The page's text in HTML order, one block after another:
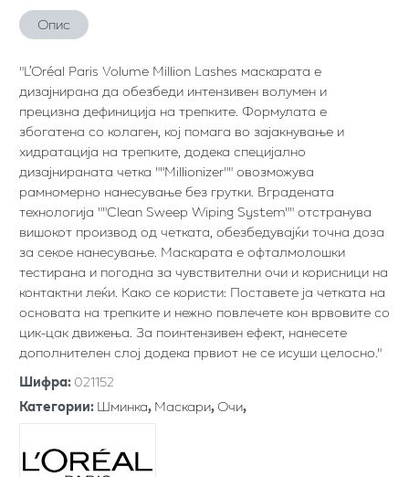
Опис
"L’Oréal Paris Volume Million Lashes маскарата е
дизајнирана да обезбеди интензивен волумен и
прецизна дефиниција на трепките. Формулата е
збогатена со колаген, кој помага во зајакнување и
хидратација на трепките, додека специјално
дизајнираната четка ""Millionizer"" овозможува
рамномерно нанесување без грутки. Вградената
технологија ""Clean Sweep Wiping System"" отстранува
вишокот производ од четката, обезбедувајќи точна доза
за секое нанесување. Маскарата е офталмолошки
тестирана и погодна за чувствителни очи и корисници на
контактни леќи. Како се користи: Поставете ја четката на
основата на трепките и нежно повлечете кон врвовите со
цик-цак движења. За поинтензивен ефект, нанесете
дополнителен слој додека првиот не се исуши целосно."
Шифра:021152
Категории:Шминка,Маскари,Очи,